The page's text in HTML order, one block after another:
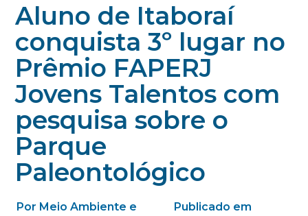
Aluno de Itaboraí
conquista 3º lugar no
Prêmio FAPERJ
Jovens Talentos com
pesquisa sobre o
Parque
Paleontológico
Por Meio Ambiente e
Publicado em